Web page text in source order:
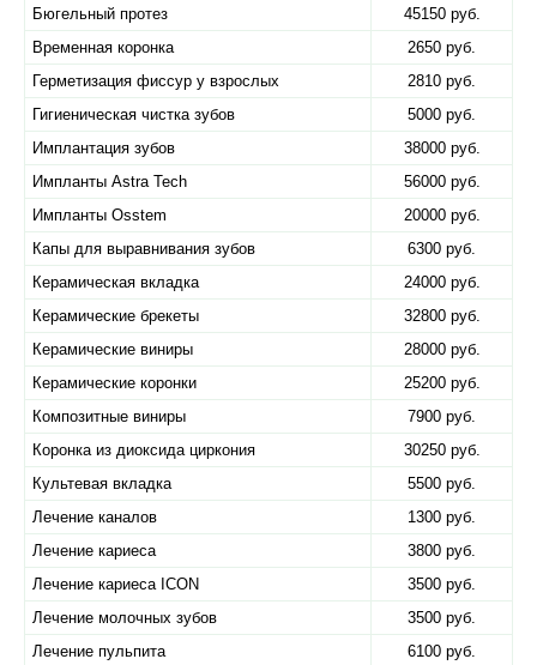
Бюгельный протез
45150 руб.
Временная коронка
2650 руб.
Герметизация фиссур у взрослых
2810 руб.
Гигиеническая чистка зубов
5000 руб.
Имплантация зубов
38000 руб.
Импланты Astra Tech
56000 руб.
Импланты Osstem
20000 руб.
Капы для выравнивания зубов
6300 руб.
Керамическая вкладка
24000 руб.
Керамические брекеты
32800 руб.
Керамические виниры
28000 руб.
Керамические коронки
25200 руб.
Композитные виниры
7900 руб.
Коронка из диоксида циркония
30250 руб.
Культевая вкладка
5500 руб.
Лечение каналов
1300 руб.
Лечение кариеса
3800 руб.
Лечение кариеса ICON
3500 руб.
Лечение молочных зубов
3500 руб.
Лечение пульпита
6100 руб.